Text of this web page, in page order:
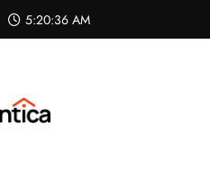
5:20:37 AM